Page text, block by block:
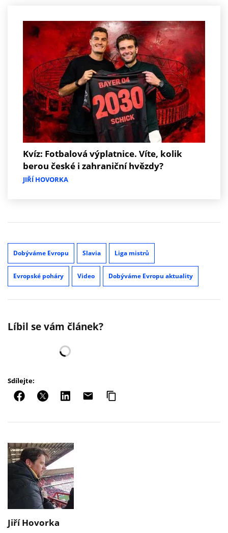
Kvíz: Fotbalová výplatnice. Víte, kolik
berou české i zahraniční hvězdy?
JIŘÍ HOVORKA
Dobýváme Evropu Slavia Liga mistrů
Evropské poháry Video Dobýváme Evropu aktuality
Líbil se vám článek?
Sdílejte:
Jiří Hovorka